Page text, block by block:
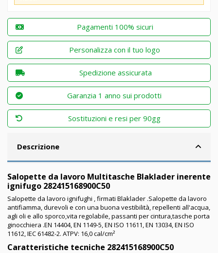
Pagamenti 100% sicuri
Personalizza con il tuo logo
Spedizione assicurata
Garanzia 1 anno sui prodotti
Sostituzioni e resi per 90gg
Descrizione
Salopette da lavoro Multitasche Blaklader inerente
ignifugo 282415168900C50
Salopette da lavoro ignifughi , firmati Blaklader .Salopette da lavoro
antifiamma, durevoli e con una buona vestibilità, repellenti all'acqua,
agli oli e allo sporco,vita regolabile, passanti per cintura,tasche porta
ginocchiera .EN 14404, EN 1149-5, EN ISO 11611, EN 13034, EN ISO
11612, IEC 61482-2. ATPV: 16,0 cal/cm²
Caratteristiche tecniche 282415168900C50